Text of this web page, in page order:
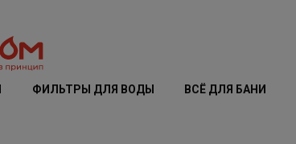
ФИЛЬТРЫ ДЛЯ ВОДЫ ВСЁ ДЛЯ БАНИ